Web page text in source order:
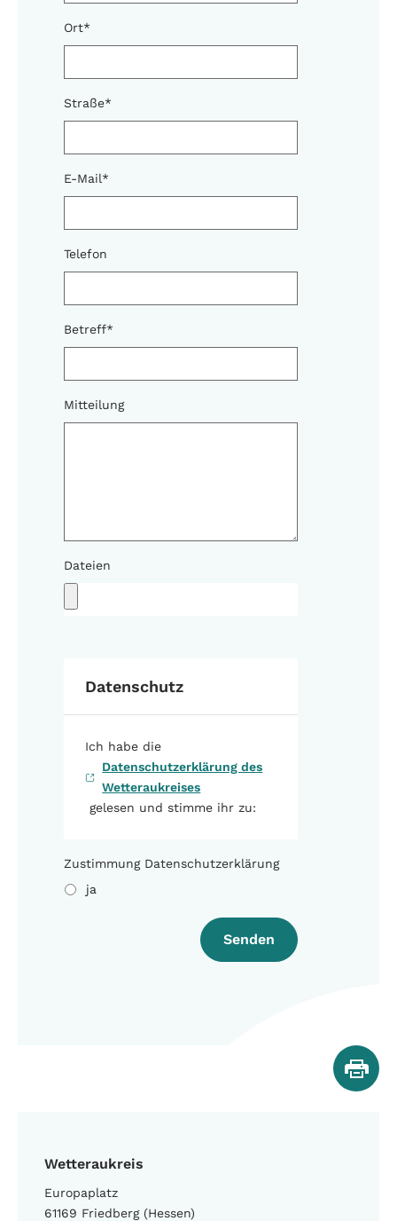
Wetteraukreis
Europaplatz
61169 Friedberg (Hessen)
Ort*
Straße*
E-Mail*
Telefon
Betreff*
Mitteilung
Dateien
Datenschutz
Ich habe die
Datenschutzerklärung des
Wetteraukreises
gelesen und stimme ihr zu:
Zustimmung Datenschutzerklärung
ja